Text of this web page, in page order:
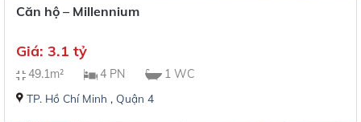
Căn hộ – Millennium
Giá: 3.1 tỷ
49.1m² 4 PN 1 WC
TP. Hồ Chí Minh , Quận 4